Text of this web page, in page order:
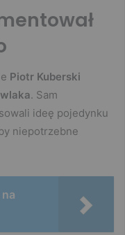
Piotr Kuberski
. Sam
ideę pojedynku
niepotrzebne